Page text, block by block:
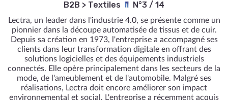
B2B > Textiles N°3 / 14
Lectra, un leader dans l'industrie 4.0, se présente comme un
pionnier dans la découpe automatisée de tissus et de cuir.
Depuis sa création en 1973, l'entreprise a accompagné ses
clients dans leur transformation digitale en offrant des
solutions logicielles et des équipements industriels
connectés. Elle opère principalement dans les secteurs de la
mode, de l'ameublement et de l'automobile. Malgré ses
réalisations, Lectra doit encore améliorer son impact
environnemental et social. L'entreprise a récemment acquis